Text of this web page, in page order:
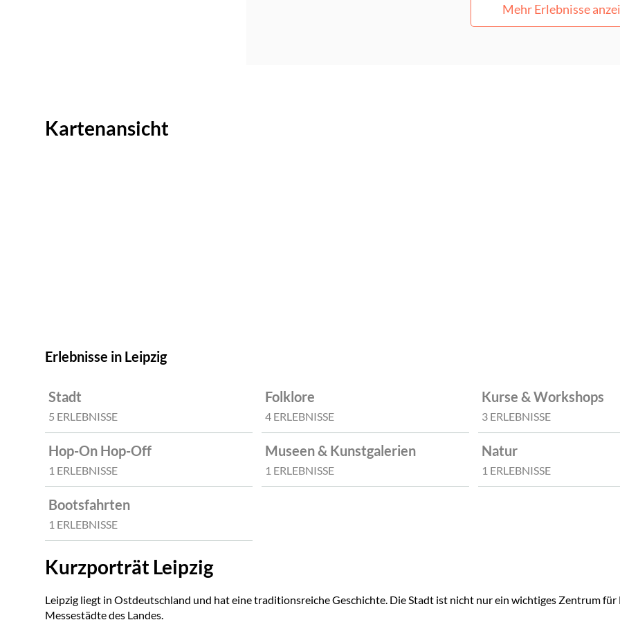
Mehr Erlebnisse
Kartenansicht
Erlebnisse in Leipzig
Stadt
5 ERLEBNISSE
Folklore
4 ERLEBNISSE
Kurse & Workshops
3 ERLEBNISSE
Hop-On Hop-Off
1 ERLEBNISSE
Museen & Kunstgalerien
1 ERLEBNISSE
Natur
1 ERLEBNISSE
Bootsfahrten
1 ERLEBNISSE
Kurzporträt Leipzig
Leipzig liegt in Ostdeutschland und hat eine traditionsreiche Geschichte. Die Stadt ist nicht nur ein wichtiges Zentrum
Messestädte des Landes.